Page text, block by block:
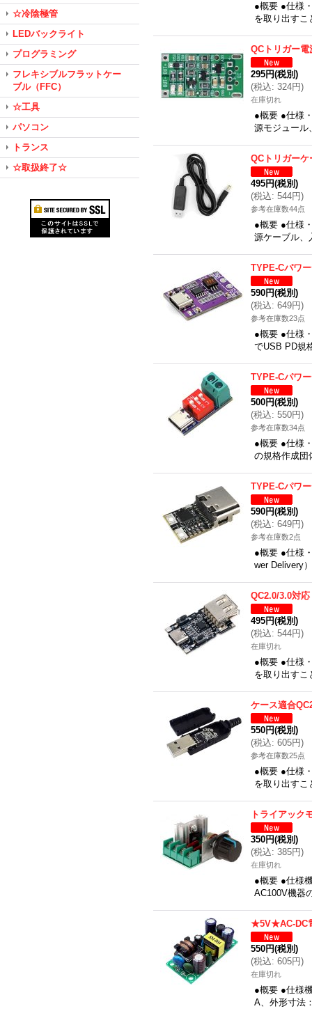
☆冷陰極管
LEDバックライト
プログラミング
フレキシブルフラットケー
ブル（FFC）
☆工具
パソコン
トランス
☆取扱終了☆
●概要 ●仕様
を取り出す
QCトリガー
295円(税別)
(税込: 324円)
在庫切れ
●概要 ●仕様
源モジュー
QCトリガーケ
495円(税別)
(税込: 544円)
参考在庫数44点
●概要 ●仕様
源ケーブル
TYPE-Cパワ
590円(税別)
(税込: 649円)
参考在庫数23点
●概要 ●仕様
でUSB PD規
TYPE-Cパワ
500円(税別)
(税込: 550円)
参考在庫数34点
●概要 ●仕様
の規格作成団
TYPE-Cパワ
590円(税別)
(税込: 649円)
参考在庫数2点
●概要 ●仕様
wer Delivery
QC2.0/3.0対
495円(税別)
(税込: 544円)
在庫切れ
●概要 ●仕様
を取り出す
ケース適合
550円(税別)
(税込: 605円)
参考在庫数25点
●概要 ●仕様
を取り出す
トライアック
350円(税別)
(税込: 385円)
在庫切れ
●概要 ●仕様
AC100V機器
★5V★AC-DC
550円(税別)
(税込: 605円)
在庫切れ
●概要 ●仕様
A、外形寸法